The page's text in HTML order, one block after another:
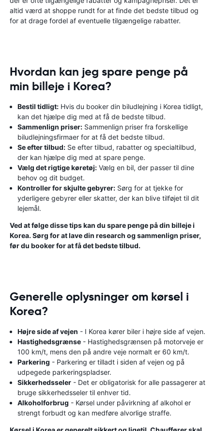
altid værd at shoppe rundt for at finde det bedste tilbud og
for at drage fordel af eventuelle tilgængelige rabatter.
Hvordan kan jeg spare penge på
min billeje i Korea?
Bestil tidligt: Hvis du booker din biludlejning i Korea tidligt,
kan det hjælpe dig med at få de bedste tilbud.
Sammenlign priser: Sammenlign priser fra forskellige
biludlejningsfirmaer for at få det bedste tilbud.
Se efter tilbud: Se efter tilbud, rabatter og specialtilbud,
der kan hjælpe dig med at spare penge.
Vælg det rigtige køretøj: Vælg en bil, der passer til dine
behov og dit budget.
Kontroller for skjulte gebyrer: Sørg for at tjekke for
yderligere gebyrer eller skatter, der kan blive tilføjet til dit
lejemål.
Ved at følge disse tips kan du spare penge på din billeje i
Korea. Sørg for at lave din research og sammenlign priser,
før du booker for at få det bedste tilbud.
Generelle oplysninger om kørsel i
Korea?
Højre side af vejen - I Korea kører biler i højre side af vejen.
Hastighedsgrænse - Hastighedsgrænsen på motorveje er
100 km/t, mens den på andre veje normalt er 60 km/t.
Parkering - Parkering er tilladt i siden af ​​vejen og på
udpegede parkeringspladser.
Sikkerhedsseler - Det er obligatorisk for alle passagerer at
bruge sikkerhedsseler til enhver tid.
Alkoholforbrug - Kørsel under påvirkning af alkohol er
strengt forbudt og kan medføre alvorlige straffe.